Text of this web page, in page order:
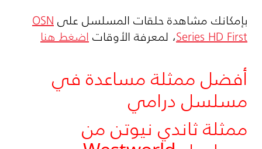
بإمكانك مشاهدة حلقات المسلسل علىOSN
Series HD First، لمعرفة الأوقاتاضغط هنا
أفضل ممثلة مساعدة في
مسلسل درامي
ممثلة ثاندي نيوتن من